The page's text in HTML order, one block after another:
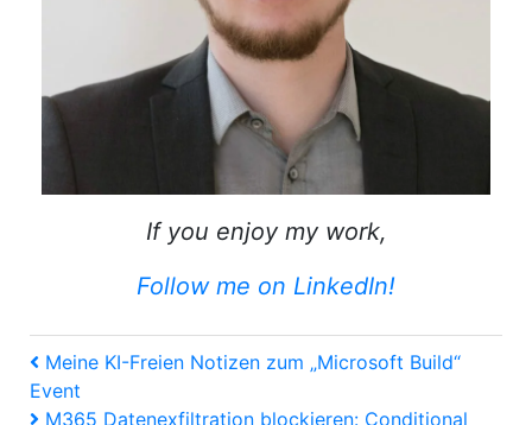
If you enjoy my work,
Follow me on LinkedIn!
Beitragsnavigation
Vorheriger
Artikel
Meine KI-Freien Notizen zum „Microsoft Build“
Event
Nächster
M365 Datenexfiltration blockieren: Conditional